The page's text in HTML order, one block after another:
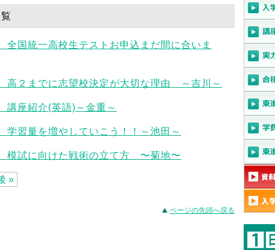
国統一高校生テストお申込まだ間に合いま
２までに志望校決定が大切な理由 ～吉川～
座紹介(英語)～金重～
習量を増やしていこう！！～池田～
試に向けた戦術の立て方 〜菊地〜
»
ページの先頭へ戻る